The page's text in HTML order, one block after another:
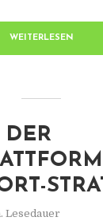
WEITERLESEN
Lesedauer